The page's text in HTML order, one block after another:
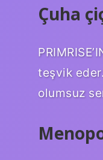
Çuha
teşvik eder.
olumsuz